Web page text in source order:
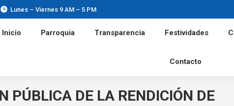
Lunes – Viernes 9 AM – 5 PM
Inicio Parroquia Transparencia Festividades
Contacto
PÚBLICA DE LA RENDICIÓN DE
Inicio Parroquia